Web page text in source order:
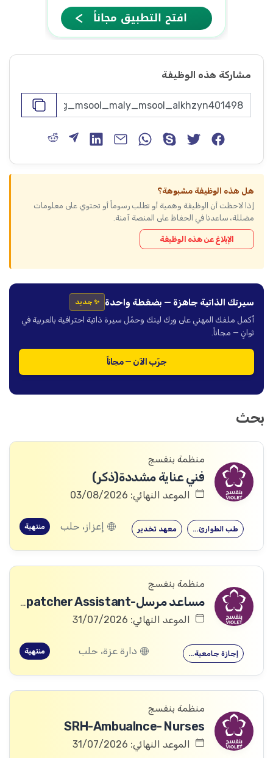
مشاركة هذه الوظيفة
هل هذه الوظيفة مشبوهة؟
إذا لاحظت أن الوظيفة وهمية أو تطلب رسوماً أو تحتوي على معلومات
مضللة، ساعدنا في الحفاظ على المنصة آمنة.
الإبلاغ عن هذه الوظيفة
سيرتك الذاتية جاهزة — بضغطة واحدة ✨ جديد
أكمل ملفك المهني على ورك لينك وحمّل سيرة ذاتية احترافية بالعربية في
ثوانٍ — مجاناً.
جرّب الآن — مجاناً
بحث
منظمة بنفسج
فني عناية مشددة(ذكر)
الموعد النهائي: 03/08/2026
معهد تخدير طب الطوارئ… إعزاز، حلب منتهية
منظمة بنفسج
مساعد مرسل-Dispatcher Assistant
الموعد النهائي: 31/07/2026
إجازة جامعية… دارة عزة، حلب منتهية
منظمة بنفسج
SRH-Ambualnce- Nurses
الموعد النهائي: 31/07/2026